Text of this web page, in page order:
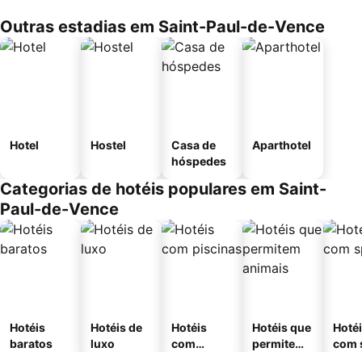
Outras estadias em Saint-Paul-de-Vence
Hotel Hostel
Casa de
hóspedes
Aparthotel
Categorias de hotéis populares em Saint-
Paul-de-Vence
Hotéis
baratos
Hotéis de
luxo
Hotéis
com
Hotéis que
permitem
com